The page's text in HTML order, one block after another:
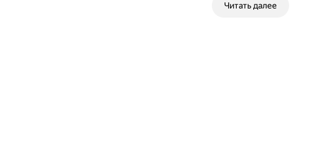
Читать далее